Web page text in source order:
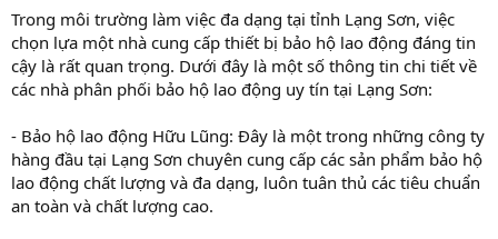
Trong môi trường làm việc đa dạng tại tỉnh Lạng Sơn, việc
chọn lựa một nhà cung cấp thiết bị bảo hộ lao động đáng tin
cậy là rất quan trọng. Dưới đây là một số thông tin chi tiết về
các nhà phân phối bảo hộ lao động uy tín tại Lạng Sơn:
- Bảo hộ lao động Hữu Lũng: Đây là một trong những công ty
hàng đầu tại Lạng Sơn chuyên cung cấp các sản phẩm bảo hộ
lao động chất lượng và đa dạng, luôn tuân thủ các tiêu chuẩn
an toàn và chất lượng cao.